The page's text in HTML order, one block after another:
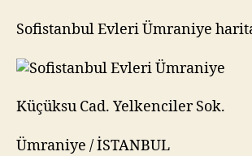
Sofistanbul Evleri Ümraniye
Küçüksu Cad. Yelkenciler Sok.
Ümraniye / İSTANBUL